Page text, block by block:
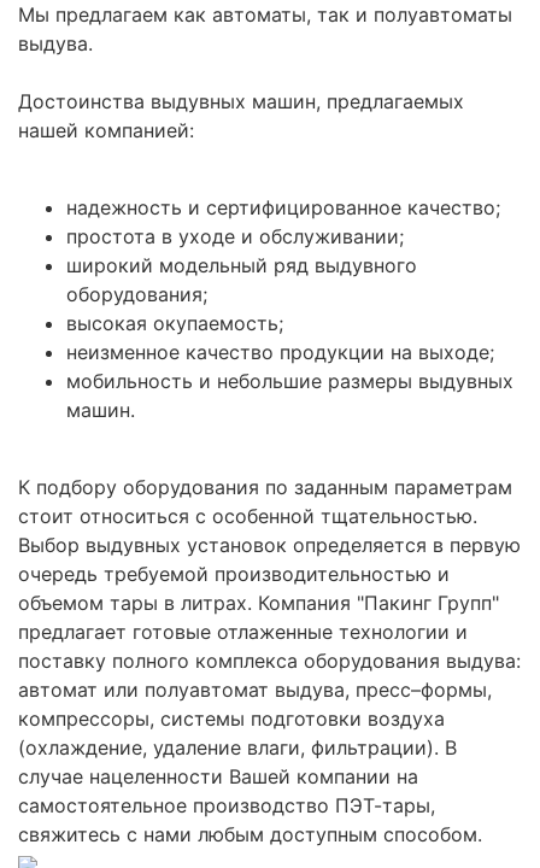
Мы предлагаем как автоматы, так и полуавтоматы
выдува.
Достоинства выдувных машин, предлагаемых
нашей компанией:
надежность и сертифицированное качество;
простота в уходе и обслуживании;
широкий модельный ряд выдувного
оборудования;
высокая окупаемость;
неизменное качество продукции на выходе;
мобильность и небольшие размеры выдувных
машин.
К подбору оборудования по заданным параметрам
стоит относиться с особенной тщательностью.
Выбор выдувных установок определяется в первую
очередь требуемой производительностью и
объемом тары в литрах. Компания "Пакинг Групп"
предлагает готовые отлаженные технологии и
поставку полного комплекса оборудования выдува:
автомат или полуавтомат выдува, пресс–формы,
компрессоры, системы подготовки воздуха
(охлаждение, удаление влаги, фильтрации). В
случае нацеленности Вашей компании на
самостоятельное производство ПЭТ-тары,
свяжитесь с нами любым доступным способом.